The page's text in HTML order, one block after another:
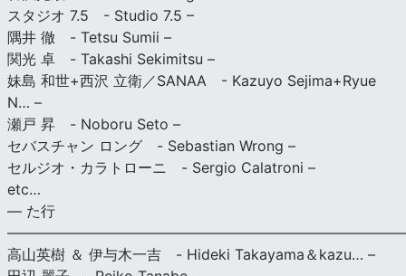
スタジオ 7.5 - Studio 7.5 –
隅井 徹 - Tetsu Sumii –
関光 卓 - Takashi Sekimitsu –
妹島 和世+西沢 立衛／SANAA - Kazuyo Sejima+Ryue
N… –
瀬戸 昇 - Noboru Seto –
セバスチャン ロング - Sebastian Wrong –
セルジオ・カラトローニ - Sergio Calatroni –
etc…
— た行
高山英樹 ＆ 伊与木一吉 - Hideki Takayama＆kazu… –